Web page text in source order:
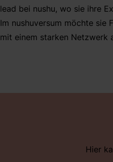
lead bei nushu, wo sie ihre
Im nushuversum möchte sie
mit einem starken Netzwerk
Hier